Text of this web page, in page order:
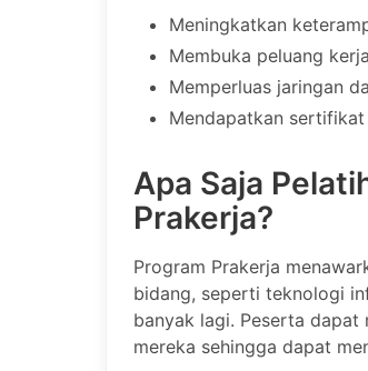
Meningkatkan
Membuka peluang
Memperluas jaringan
Mendapatkan
Apa Saja
Prakerja?
Program Prakerja
bidang, seperti teknologi
banyak lagi. Peserta dapat
mereka sehingga dapat